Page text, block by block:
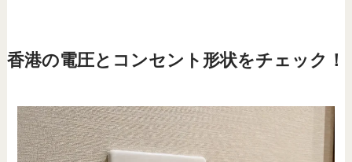
香港の電圧とコンセント形状をチェック！